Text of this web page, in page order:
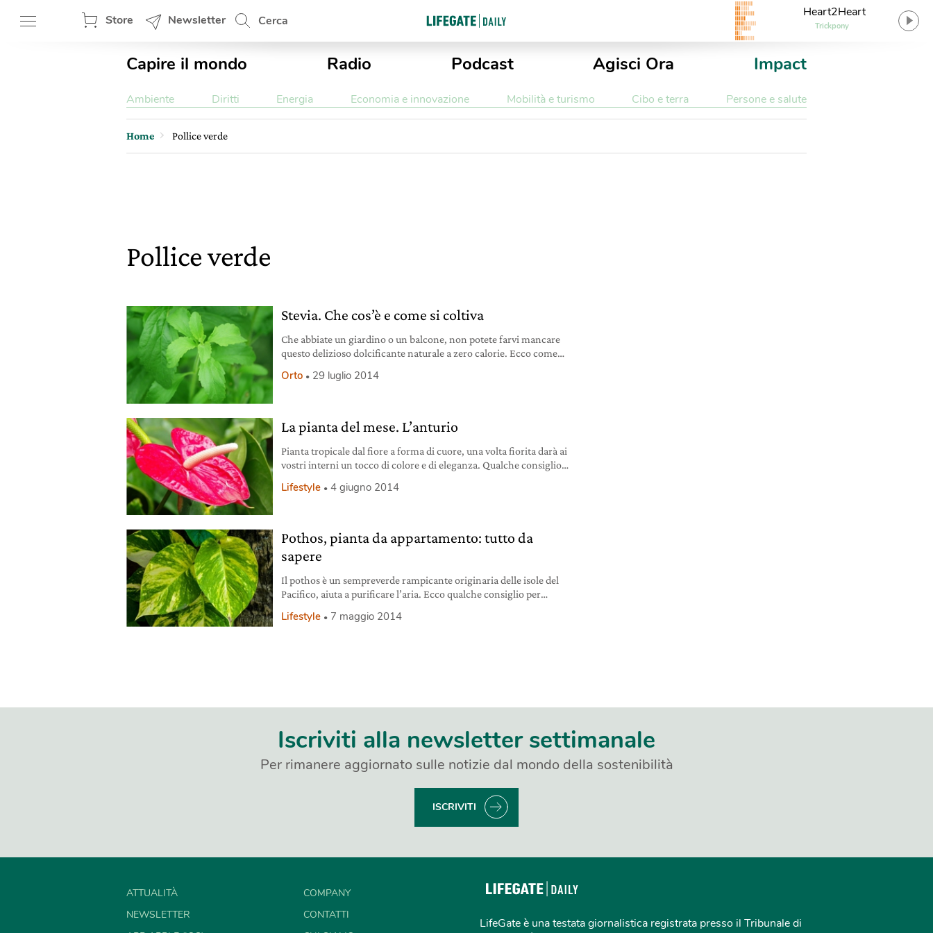
Store Newsletter Cerca
Heart2Heart
Trickpony
Capire il mondo Radio Podcast Agisci Ora Impact
Ambiente Diritti Energia Economia e innovazione Mobilità e turismo Cibo e terra Persone e salute
Home Pollice verde
Pollice verde
Stevia. Che cos’è e come si coltiva
Che abbiate un giardino o un balcone, non potete farvi mancare
questo delizioso dolcificante naturale a zero calorie. Ecco come
Orto 29 luglio 2014
La pianta del mese. L’anturio
Pianta tropicale dal fiore a forma di cuore, una volta fiorita darà ai
vostri interni un tocco di colore e di eleganza. Qualche consiglio
Lifestyle 4 giugno 2014
Pothos, pianta da appartamento: tutto da
sapere
Il pothos è un sempreverde rampicante originaria delle isole del
Pacifico, aiuta a purificare l’aria. Ecco qualche consiglio per
Lifestyle 7 maggio 2014
Iscriviti alla newsletter settimanale
Per rimanere aggiornato sulle notizie dal mondo della sostenibilità
ISCRIVITI
ATTUALITÀ
NEWSLETTER
COMPANY
CONTATTI
LifeGate è una testata giornalistica registrata presso il Tribunale di